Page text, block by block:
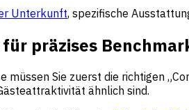
Unterkunft, spezifische
präzises
müssen Sie zuerst die richtigen
ähnlich sind.